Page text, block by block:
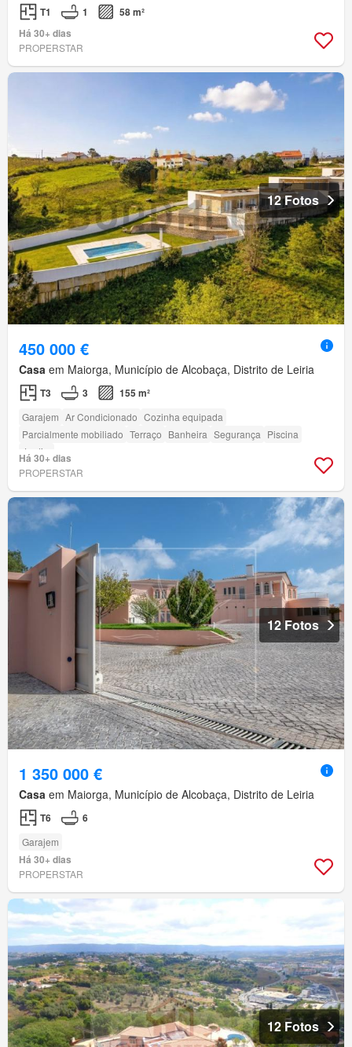
T1 1
58 m²
Há 30+ dias
PROPERSTAR
12 Fotos
450 000 €
Casa em Maiorga, Município de Alcobaça, Distrito de Leiria
T3 3 155 m²
Garajem Ar Condicionado Cozinha equipada
Parcialmente mobiliado Terraço Banheira Segurança Piscina
Jardim
Há 30+ dias
PROPERSTAR
12 Fotos
1 350 000 €
Casa em Maiorga, Município de Alcobaça, Distrito de Leiria
T6 6
Garajem
Há 30+ dias
PROPERSTAR
12 Fotos